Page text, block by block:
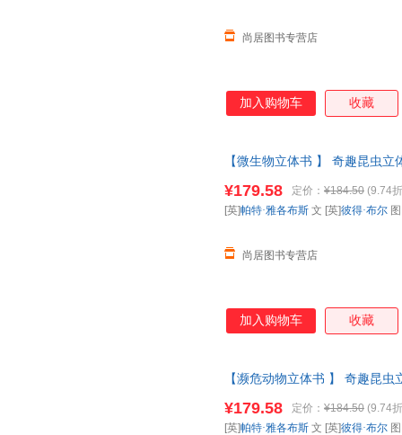
尚居图书专营店
加入购物车 收藏
【微生物立体书 】 奇趣昆虫
请放心下单，本店所有商品均
¥179.58 定价： ¥184.50 (9.74
尚居图书专营店
[英]帕特·雅各布斯 文 [英]彼得·布尔
加入购物车 收藏
【濒危动物立体书 】 奇趣昆
请放心下单，本店所有商品均
¥179.58 定价： ¥184.50 (9.74
[英]帕特·雅各布斯 文 [英]彼得·布尔